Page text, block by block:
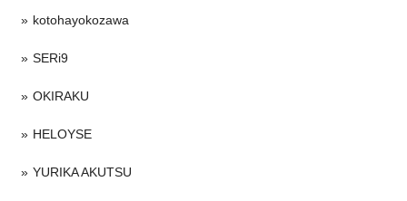
kotohayokozawa
SERi9
OKIRAKU
HELOYSE
YURIKA AKUTSU